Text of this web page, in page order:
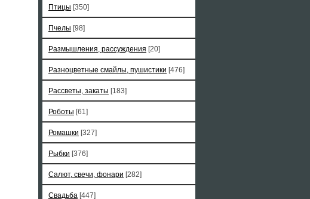
Птицы [350]
Пчелы [98]
Размышления, рассуждения [20]
Разноцветные смайлы, пушистики [476]
Рассветы, закаты [183]
Роботы [61]
Ромашки [327]
Рыбки [376]
Салют, свечи, фонари [282]
Свадьба [447]